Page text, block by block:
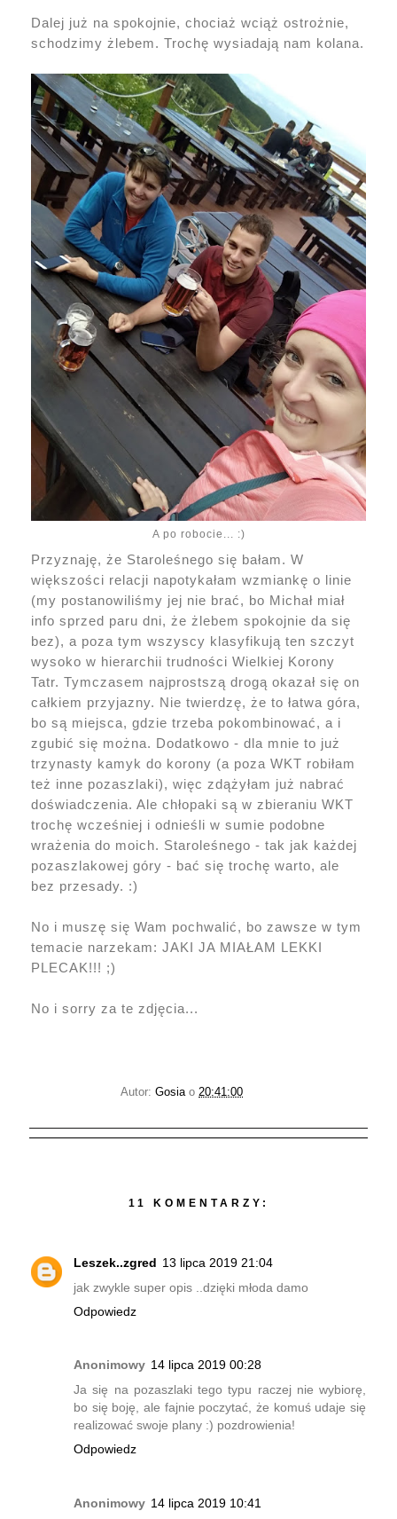
Dalej już na spokojnie, chociaż wciąż ostrożnie,
schodzimy żlebem. Trochę wysiadają nam kolana.
A po robocie... :)
Przyznaję, że Staroleśnego się bałam. W
większości relacji napotykałam wzmiankę o linie
(my postanowiliśmy jej nie brać, bo Michał miał
info sprzed paru dni, że żlebem spokojnie da się
bez), a poza tym wszyscy klasyfikują ten szczyt
wysoko w hierarchii trudności Wielkiej Korony
Tatr. Tymczasem najprostszą drogą okazał się on
całkiem przyjazny. Nie twierdzę, że to łatwa góra,
bo są miejsca, gdzie trzeba pokombinować, a i
zgubić się można. Dodatkowo - dla mnie to już
trzynasty kamyk do korony (a poza WKT robiłam
też inne pozaszlaki), więc zdążyłam już nabrać
doświadczenia. Ale chłopaki są w zbieraniu WKT
trochę wcześniej i odnieśli w sumie podobne
wrażenia do moich. Staroleśnego - tak jak każdej
pozaszlakowej góry - bać się trochę warto, ale
bez przesady. :)
No i muszę się Wam pochwalić, bo zawsze w tym
temacie narzekam: JAKI JA MIAŁAM LEKKI
PLECAK!!! ;)
No i sorry za te zdjęcia...
Autor:Gosia o 20:41:00
11 KOMENTARZY:
Leszek..zgred 13 lipca 2019 21:04
jak zwykle super opis ..dzięki młoda damo
Odpowiedz
Anonimowy 14 lipca 2019 00:28
Ja się na pozaszlaki tego typu raczej nie wybiorę,
bo się boję, ale fajnie poczytać, że komuś udaje się
realizować swoje plany :) pozdrowienia!
Odpowiedz
Anonimowy 14 lipca 2019 10:41